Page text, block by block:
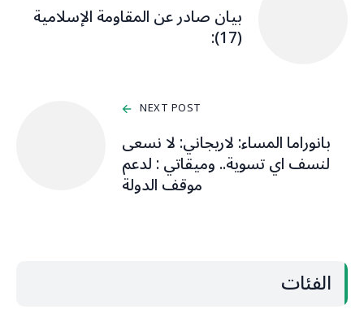
بيان صادر عن المقاومة الإسلامية
(17):
NEXT POST
بانوراما المساء: لاريجاني: لا نسعى
لنسف اي تسوية.. وميقاتي : لدعم
موقف الدولة
الفئات